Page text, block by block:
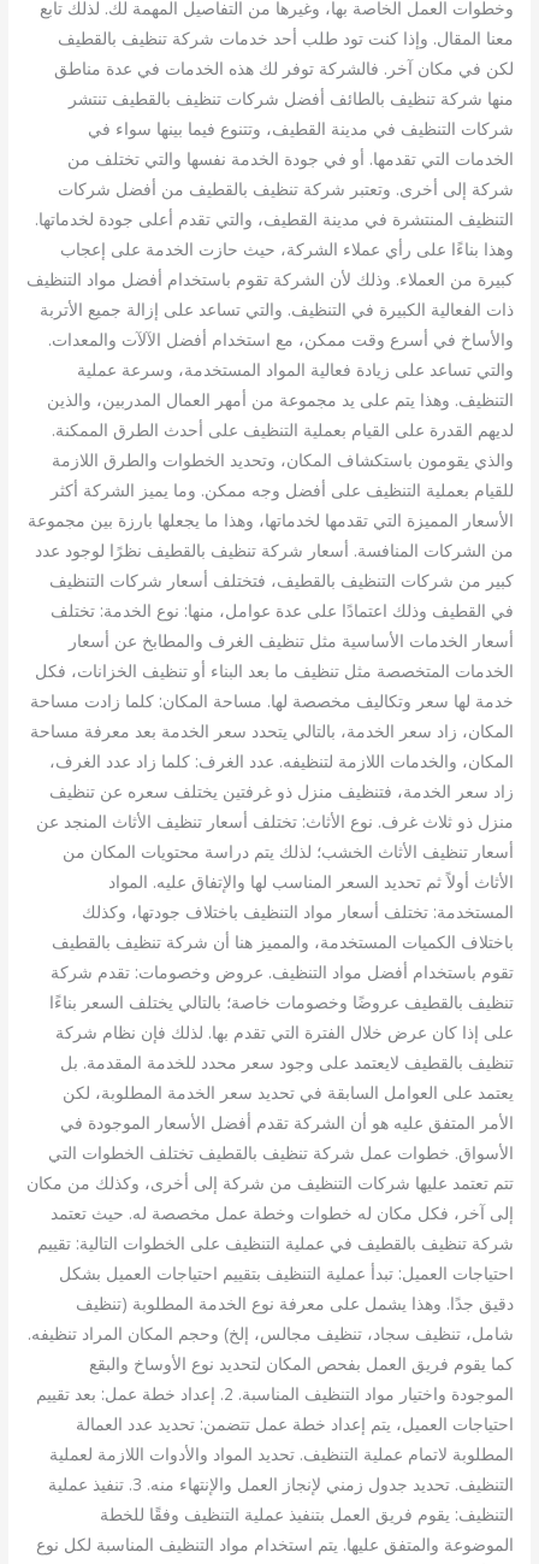
وخطوات العمل الخاصة بها، وغيرها من التفاصيل المهمة لك. لذلك تابع
معنا المقال. وإذا كنت تود طلب أحد خدمات شركة تنظيف بالقطيف
لكن في مكان آخر. فالشركة توفر لك هذه الخدمات في عدة مناطق
منها شركة تنظيف بالطائف أفضل شركات تنظيف بالقطيف تنتشر
شركات التنظيف في مدينة القطيف، وتتنوع فيما بينها سواء في
الخدمات التي تقدمها. أو في جودة الخدمة نفسها والتي تختلف من
شركة إلى أخرى. وتعتبر شركة تنظيف بالقطيف من أفضل شركات
التنظيف المنتشرة في مدينة القطيف، والتي تقدم أعلى جودة لخدماتها.
وهذا بناءًا على رأي عملاء الشركة، حيث حازت الخدمة على إعجاب
كبيرة من العملاء. وذلك لأن الشركة تقوم باستخدام أفضل مواد التنظيف
ذات الفعالية الكبيرة في التنظيف. والتي تساعد على إزالة جميع الأتربة
والأساخ في أسرع وقت ممكن، مع استخدام أفضل الآلآت والمعدات.
والتي تساعد على زيادة فعالية المواد المستخدمة، وسرعة عملية
التنظيف. وهذا يتم على يد مجموعة من أمهر العمال المدربين، والذين
لديهم القدرة على القيام بعملية التنظيف على أحدث الطرق الممكنة.
والذي يقومون باستكشاف المكان، وتحديد الخطوات والطرق اللازمة
للقيام بعملية التنظيف على أفضل وجه ممكن. وما يميز الشركة أكثر
الأسعار المميزة التي تقدمها لخدماتها، وهذا ما يجعلها بارزة بين مجموعة
من الشركات المنافسة. أسعار شركة تنظيف بالقطيف نظرًا لوجود عدد
كبير من شركات التنظيف بالقطيف، فتختلف أسعار شركات التنظيف
في القطيف وذلك اعتمادًا على عدة عوامل، منها: نوع الخدمة: تختلف
أسعار الخدمات الأساسية مثل تنظيف الغرف والمطابخ عن أسعار
الخدمات المتخصصة مثل تنظيف ما بعد البناء أو تنظيف الخزانات، فكل
خدمة لها سعر وتكاليف مخصصة لها. مساحة المكان: كلما زادت مساحة
المكان، زاد سعر الخدمة، بالتالي يتحدد سعر الخدمة بعد معرفة مساحة
المكان، والخدمات اللازمة لتنظيفه. عدد الغرف: كلما زاد عدد الغرف،
زاد سعر الخدمة، فتنظيف منزل ذو غرفتين يختلف سعره عن تنظيف
منزل ذو ثلاث غرف. نوع الأثاث: تختلف أسعار تنظيف الأثاث المنجد عن
أسعار تنظيف الأثاث الخشب؛ لذلك يتم دراسة محتويات المكان من
الأثاث أولاً ثم تحديد السعر المناسب لها والإتفاق عليه. المواد
المستخدمة: تختلف أسعار مواد التنظيف باختلاف جودتها، وكذلك
باختلاف الكميات المستخدمة، والمميز هنا أن شركة تنظيف بالقطيف
تقوم باستخدام أفضل مواد التنظيف. عروض وخصومات: تقدم شركة
تنظيف بالقطيف عروضًا وخصومات خاصة؛ بالتالي يختلف السعر بناءًا
على إذا كان عرض خلال الفترة التي تقدم بها. لذلك فإن نظام شركة
تنظيف بالقطيف لايعتمد على وجود سعر محدد للخدمة المقدمة. بل
يعتمد على العوامل السابقة في تحديد سعر الخدمة المطلوبة، لكن
الأمر المتفق عليه هو أن الشركة تقدم أفضل الأسعار الموجودة في
الأسواق. خطوات عمل شركة تنظيف بالقطيف تختلف الخطوات التي
تتم تعتمد عليها شركات التنظيف من شركة إلى أخرى، وكذلك من مكان
إلى آخر، فكل مكان له خطوات وخطة عمل مخصصة له. حيث تعتمد
شركة تنظيف بالقطيف في عملية التنظيف على الخطوات التالية: تقييم
احتياجات العميل: تبدأ عملية التنظيف بتقييم احتياجات العميل بشكل
دقيق جدًا. وهذا يشمل على معرفة نوع الخدمة المطلوبة (تنظيف
شامل، تنظيف سجاد، تنظيف مجالس، إلخ) وحجم المكان المراد تنظيفه.
كما يقوم فريق العمل بفحص المكان لتحديد نوع الأوساخ والبقع
الموجودة واختيار مواد التنظيف المناسبة. 2. إعداد خطة عمل: بعد تقييم
احتياجات العميل، يتم إعداد خطة عمل تتضمن: تحديد عدد العمالة
المطلوبة لاتمام عملية التنظيف. تحديد المواد والأدوات اللازمة لعملية
التنظيف. تحديد جدول زمني لإنجاز العمل والإنتهاء منه. 3. تنفيذ عملية
التنظيف: يقوم فريق العمل بتنفيذ عملية التنظيف وفقًا للخطة
الموضوعة والمتفق عليها. يتم استخدام مواد التنظيف المناسبة لكل نوع